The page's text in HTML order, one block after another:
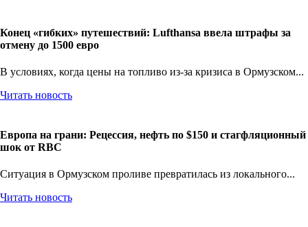
Конец «гибких» путешествий: Lufthansa ввела штрафы за
отмену до 1500 евро
В условиях, когда цены на топливо из-за кризиса в Ормузском...
Читать новость
Европа на грани: Рецессия, нефть по $150 и стагфляционный
шок от RBC
Ситуация в Ормузском проливе превратилась из локального...
Читать новость